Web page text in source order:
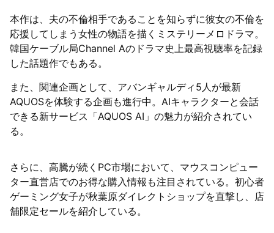
本作は、夫の不倫相手であることを知らずに彼女の不倫を
応援してしまう女性の物語を描くミステリーメロドラマ。
韓国ケーブル局Channel Aのドラマ史上最高視聴率を記録
した話題作でもある。
また、関連企画として、アバンギャルディ5人が最新
AQUOSを体験する企画も進行中。AIキャラクターと会話
できる新サービス「AQUOS AI」の魅力が紹介されてい
る。
さらに、高騰が続くPC市場において、マウスコンピュー
ター直営店でのお得な購入情報も注目されている。初心者
ゲーミング女子が秋葉原ダイレクトショップを直撃し、店
舗限定セールを紹介している。